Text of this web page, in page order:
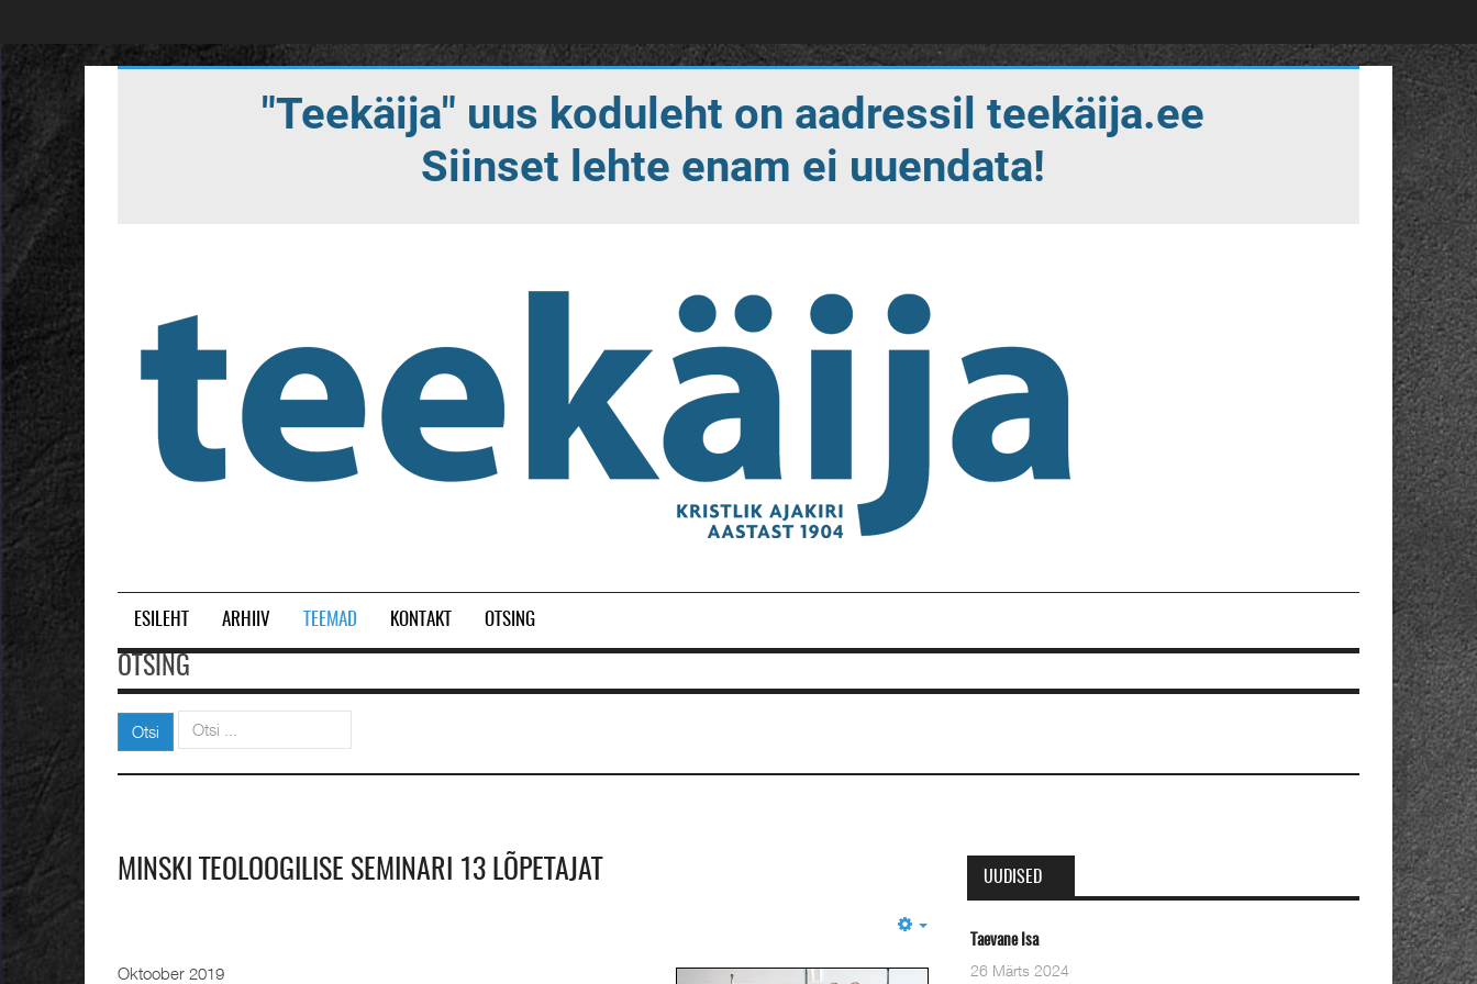
ESILEHT ARHIIV TEEMAD KONTAKT OTSING
OTSING
Otsi Otsi
MINSKI TEOLOOGILISE SEMINARI 13 LÕPETAJAT
Oktoober 2019
UUDISED
26 Märts 2024
Oleviste kahe pastori ordineerimine